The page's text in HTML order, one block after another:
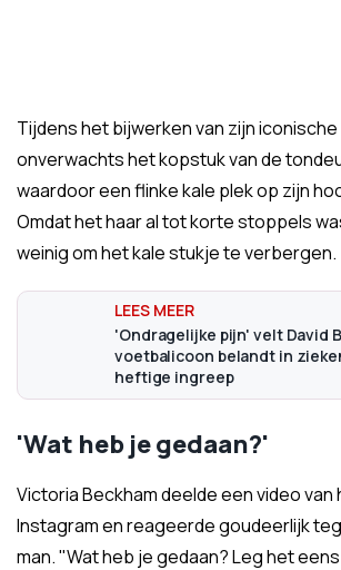
Tijdens het bijwerken van zijn iconische
onverwachts het kopstuk van de
waardoor een flinke kale plek op zijn
Omdat het haar al tot korte stoppels
weinig om het kale stukje te verbergen.
'Ondragelijke pijn' velt David
voetbalicoon belandt in
heftige ingreep
'Wat heb je gedaan?'
Victoria Beckham deelde een video
Instagram en reageerde goudeerlijk
man. "Wat heb je gedaan? Leg het eens